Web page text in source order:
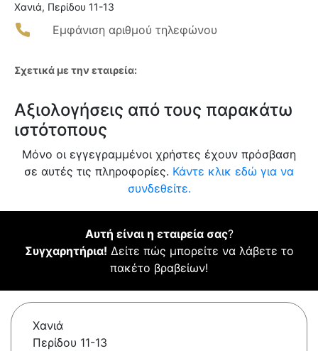
Χανιά, Περίδου 11-13
Εμφάνιση αριθμού τηλεφώνου
Σχετικά με την εταιρεία:
Αξιολογήσεις από τους παρακάτω
ιστότοπους
Μόνο οι εγγεγραμμένοι χρήστες έχουν πρόσβαση
σε αυτές τις πληροφορίες. Κάντε κλικ εδώ για να
συνδεθείτε.
Αυτή είναι η εταιρεία σας?
Συγχαρητήρια! Δείτε πώς μπορείτε να λάβετε το
πακέτο βραβείων!
Χανιά
Περίδου 11-13